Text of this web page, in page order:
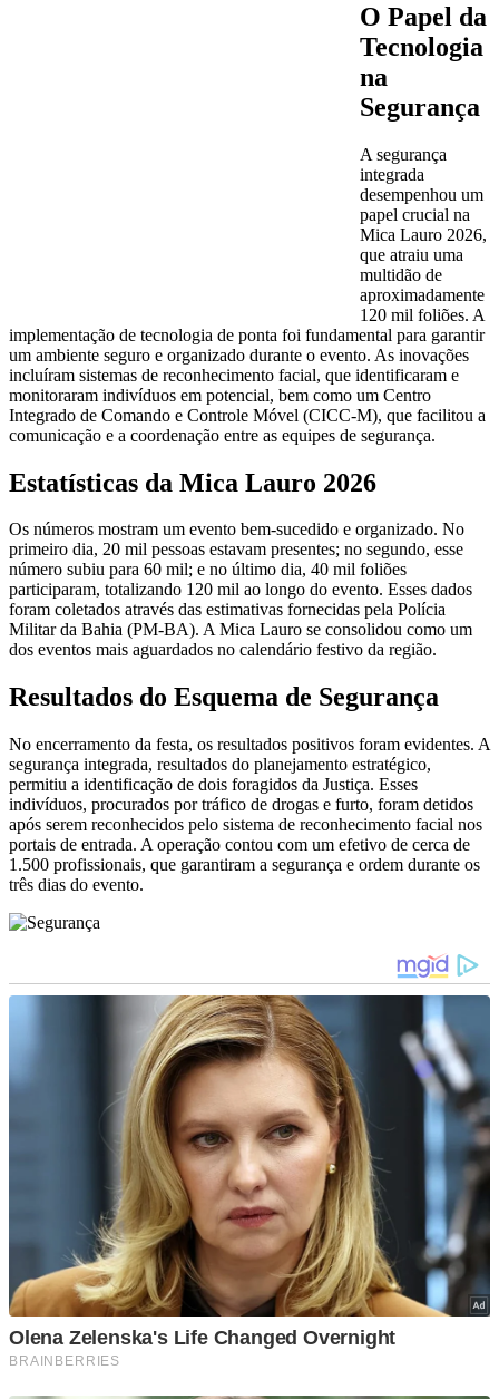
O Papel da
Tecnologia
na
Segurança
A segurança
integrada
desempenhou um
papel crucial na
Mica Lauro 2026,
que atraiu uma
multidão de
aproximadamente
120 mil foliões. A
implementação de tecnologia de ponta foi fundamental para garantir
um ambiente seguro e organizado durante o evento. As inovações
incluíram sistemas de reconhecimento facial, que identificaram e
monitoraram indivíduos em potencial, bem como um Centro
Integrado de Comando e Controle Móvel (CICC-M), que facilitou a
comunicação e a coordenação entre as equipes de segurança.
Estatísticas da Mica Lauro 2026
Os números mostram um evento bem-sucedido e organizado. No
primeiro dia, 20 mil pessoas estavam presentes; no segundo, esse
número subiu para 60 mil; e no último dia, 40 mil foliões
participaram, totalizando 120 mil ao longo do evento. Esses dados
foram coletados através das estimativas fornecidas pela Polícia
Militar da Bahia (PM-BA). A Mica Lauro se consolidou como um
dos eventos mais aguardados no calendário festivo da região.
Resultados do Esquema de Segurança
No encerramento da festa, os resultados positivos foram evidentes. A
segurança integrada, resultados do planejamento estratégico,
permitiu a identificação de dois foragidos da Justiça. Esses
indivíduos, procurados por tráfico de drogas e furto, foram detidos
após serem reconhecidos pelo sistema de reconhecimento facial nos
portais de entrada. A operação contou com um efetivo de cerca de
1.500 profissionais, que garantiram a segurança e ordem durante os
três dias do evento.